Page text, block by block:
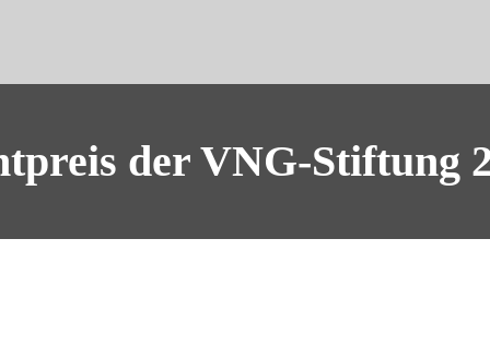
der VNG-Stiftung